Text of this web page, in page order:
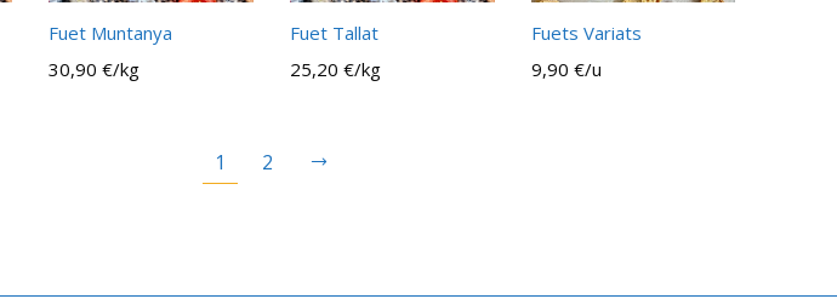
Fuet Muntanya
30,90 €/kg
Fuet Tallat
25,20 €/kg
Fuets Variats
9,90 €/u
1 2